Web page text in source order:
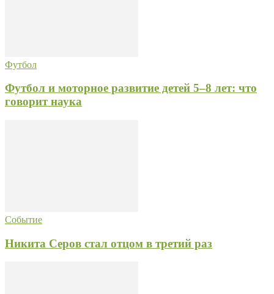
Футбол
Футбол и моторное развитие детей 5–8 лет: что
говорит наука
Событие
Никита Серов стал отцом в третий раз